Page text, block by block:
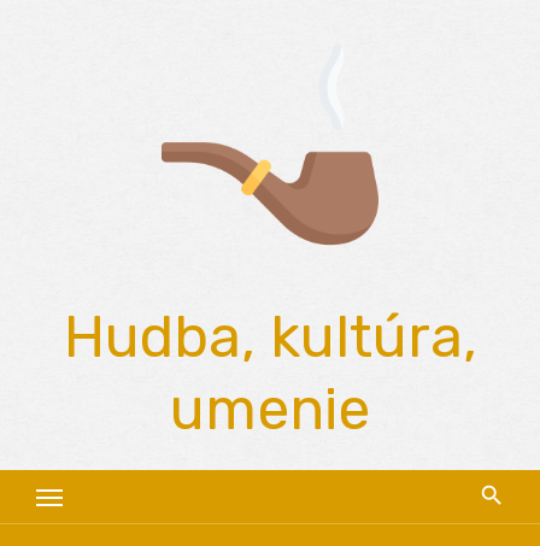
Hudba, kultúra,
umenie